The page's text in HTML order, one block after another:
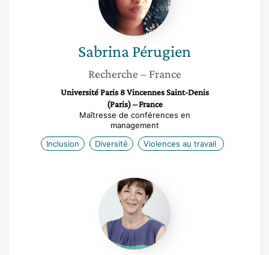
SabrinaPérugien
Recherche – France
Université Paris 8 Vincennes Saint-Denis
(Paris) – France
Maîtresse de conférences en
management
Inclusion
Diversité Violences au travail
Constance
Bouruet
Aubertot